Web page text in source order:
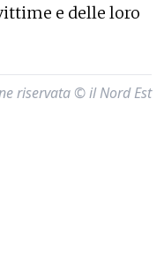
e delle loro
riservata © il Nord Est